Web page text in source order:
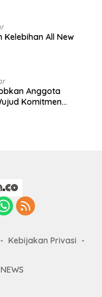
Kelebihan All New
Anggota
Komitmen
Kebijakan Privasi